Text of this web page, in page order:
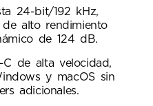
24-bit/192 kHz,
alto rendimiento
de 124 dB.
C de alta velocidad,
y macOS sin
adicionales.